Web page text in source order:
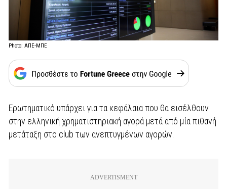
Photo: ΑΠΕ-ΜΠΕ
Ερωτηματικό υπάρχει για τα κεφάλαια που θα εισέλθουν
στην ελληνική χρηματιστηριακή αγορά μετά από μία πιθανή
μετάταξη στο club των ανεπτυγμένων αγορών.